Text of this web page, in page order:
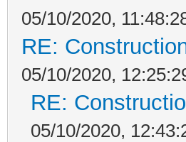
05/10/2020,
RE:
05/10/2020,
RE:
05/10/2020,